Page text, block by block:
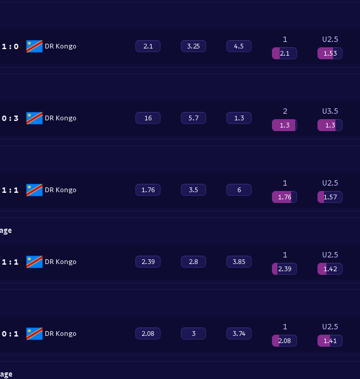
1 : 0 DR Kongo 2.1 3.25 4.5
1
2.1
U2.5
1.53
0 : 3 DR Kongo 16 5.7 1.3
2
1.3
U3.5
1.3
1 : 1 DR Kongo 1.76 3.5 6
1
1.76
U2.5
1.57
1 : 1 DR Kongo 2.39 2.8 3.85
1
2.39
U2.5
1.42
0 : 1 DR Kongo 2.08 3 3.74
1
2.08
U2.5
1.41